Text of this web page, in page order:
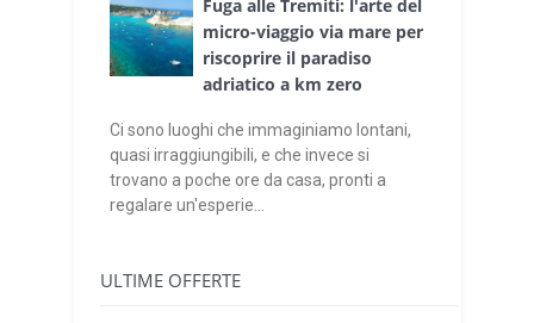
Fuga alle Tremiti: l'arte del
micro-viaggio via mare per
riscoprire il paradiso
adriatico a km zero
Ci sono luoghi che immaginiamo lontani,
quasi irraggiungibili, e che invece si
trovano a poche ore da casa, pronti a
regalare un'esperie...
ULTIME OFFERTE